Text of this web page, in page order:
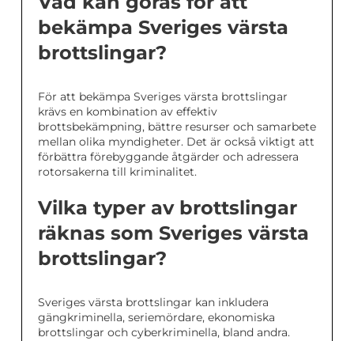
bekämpa Sveriges värsta
brottslingar?
För att bekämpa Sveriges värsta brottslingar
krävs en kombination av effektiv
brottsbekämpning, bättre resurser och samarbete
mellan olika myndigheter. Det är också viktigt att
förbättra förebyggande åtgärder och adressera
rotorsakerna till kriminalitet.
Vilka typer av brottslingar
räknas som Sveriges värsta
brottslingar?
Sveriges värsta brottslingar kan inkludera
gängkriminella, seriemördare, ekonomiska
brottslingar och cyberkriminella, bland andra.